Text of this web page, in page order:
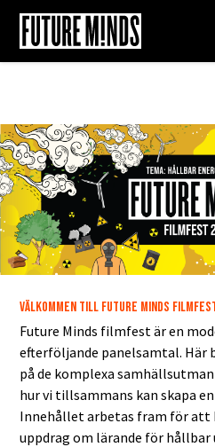
Gå
till
VÄLKOMMEN TILL FUTURE MINDS
Future Minds filmfest är en
efterföljande panelsamtal. Här
på de komplexa
hur vi tillsammans kan skapa
Innehållet arbetas fram för att
uppdrag om lärande för